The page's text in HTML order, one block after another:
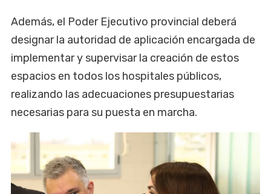
Además, el Poder Ejecutivo provincial deberá
designar la autoridad de aplicación encargada de
implementar y supervisar la creación de estos
espacios en todos los hospitales públicos,
realizando las adecuaciones presupuestarias
necesarias para su puesta en marcha.